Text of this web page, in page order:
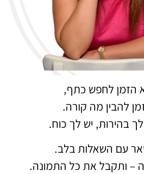
הזמן לחפש כתף,
להבין מה קורה.
בהירות, יש לך כוח.
עם השאלות בלב.
– ותקבל את כל התמונה.